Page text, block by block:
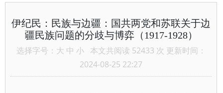
伊纪民：民族与边疆：国共两党和苏联关于边
疆民族问题的分歧与博弈（1917-1928）
选择字号： 大 中 小 本文共阅读 52433 次 更新时间：
2024-08-25 22:27